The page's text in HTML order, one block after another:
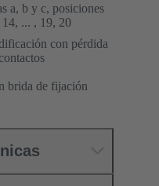
a, b y c, posiciones
14, ... , 19, 20
con pérdida
brida de fijación